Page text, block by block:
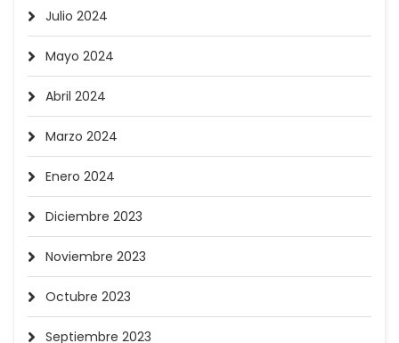
Julio 2024
Mayo 2024
Abril 2024
Marzo 2024
Enero 2024
Diciembre 2023
Noviembre 2023
Octubre 2023
Septiembre 2023